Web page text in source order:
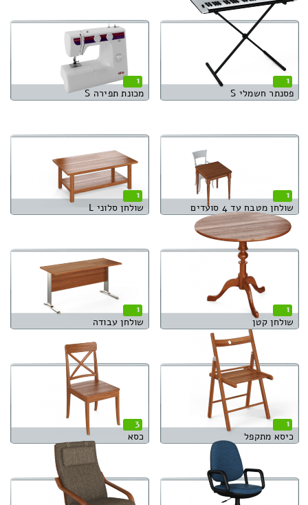
1
פסנתר חשמלי S
1
מכונת תפירה S
1
שולחן מטבח עד 4 סועדים
1
שולחן סלוני L
1
שולחן קטן
1
שולחן עבודה
1
כיסא מתקפל
3
כסא